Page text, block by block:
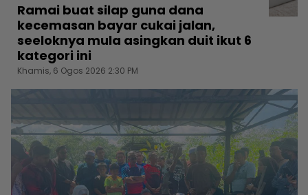
Ramai buat silap guna dana
kecemasan bayar cukai jalan,
seeloknya mula asingkan duit ikut 6
kategori ini
Khamis, 6 Ogos 2026 2:30 PM